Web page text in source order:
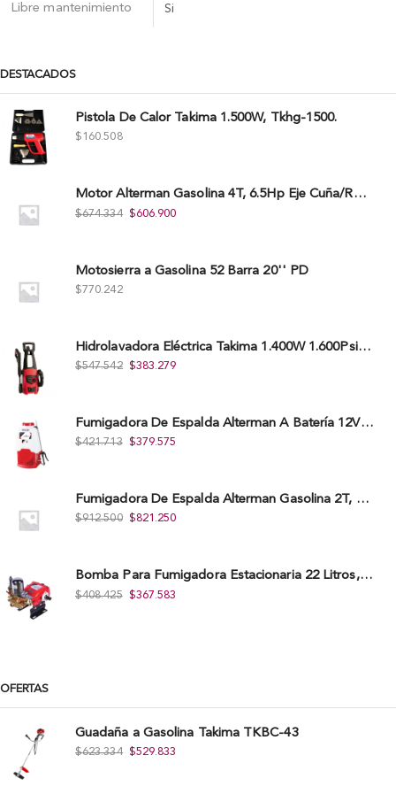
Libre mantenimiento Si
DESTACADOS
Pistola De Calor Takima 1.500W, Tkhg-1500.
$ 160.508
Motor Alterman Gasolina 4T, 6.5Hp Eje Cuña/Rosca 3/4", Xge65K.
$674.334 $606.900
Motosierra a Gasolina 52 Barra 20'' PD
$770.242
Hidrolavadora Eléctrica Takima 1.400W 1.600Psi, Tkepw-1600-A.
$547.542 $383.279
Fumigadora De Espalda Alterman A Baterí­a 12V/12Ah, 20Litros, Xkes20.
$421.713 $379.575
Fumigadora De Espalda Alterman Gasolina 2T, 26 Cc, Bomba Nylon Libre Mantenimiento, Tf900-A.
$912.500 $821.250
Bomba Para Fumigadora Estacionaria 22 Litros, Xp22-I.
$408.425 $367.583
OFERTAS
Guadaña a Gasolina Takima TKBC-43
$623.334 $529.833